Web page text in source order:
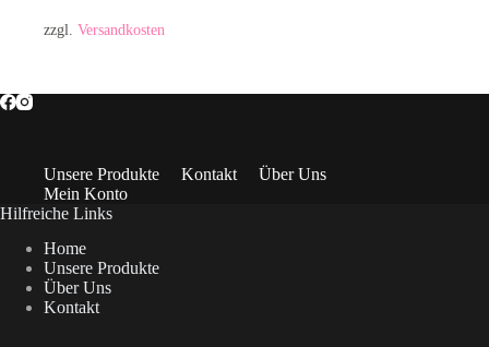
zzgl. Versandkosten
Unsere Produkte Kontakt
Über Uns
Mein Konto
Hilfreiche Links
Home
Unsere Produkte
Über Uns
Kontakt